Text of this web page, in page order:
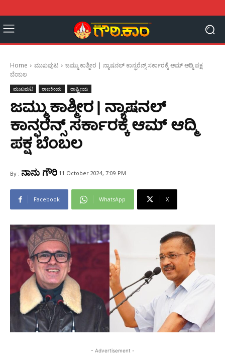
Home ಮುಖಪುಟ
ಜಮ್ಮು ಕಾಶ್ಮೀರ | ನ್ಯಾಷನಲ್ ಕಾನ್ಫರೆನ್ಸ್‌ ಸರ್ಕಾರಕ್ಕೆ ಆಮ್ ಆದ್ಮಿ ಪಕ್ಷ
ಬೆಂಬಲ
ಮುಖಪುಟ ರಾಜಕೀಯ ರಾಷ್ಟ್ರೀಯ
ಜಮ್ಮು ಕಾಶ್ಮೀರ | ನ್ಯಾಷನಲ್
ಕಾನ್ಫರೆನ್ಸ್‌ ಸರ್ಕಾರಕ್ಕೆ ಆಮ್ ಆದ್ಮಿ
ಪಕ್ಷ ಬೆಂಬಲ
By : ನಾನು ಗೌರಿ 11 October 2024, 7:09 PM
Facebook WhatsApp X
- Advertisement -